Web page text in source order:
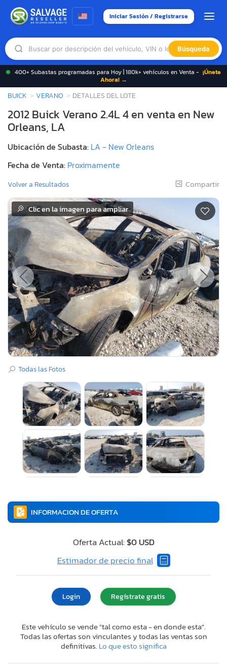
Iniciar Sesión / Registrarse
Búsqueda
400+ Subastas programadas para Hoy | 180k+ vehículos en Venta - ¡Únete
Ahora! →
BUICK VERANO DETALLES DEL LOTE
2012 Buick Verano 2.4L 4 en venta en New
Orleans, LA
Ubicación de Subasta: LA - New Orleans
Fecha de Venta: Proximamente
Volver a Resultados Compartir
Clic en la imagen para ampliar
Todas las Fotos
INFORMACION DE OFERTA
Oferta Actual: $0 USD
Estimador de precio final
Login Regístrate gratis
Este vehículo se vende "tal como esta - en donde esta".
Todas las ofertas son vinculantes y todas las ventas son
definitivas. Lo que esto significa